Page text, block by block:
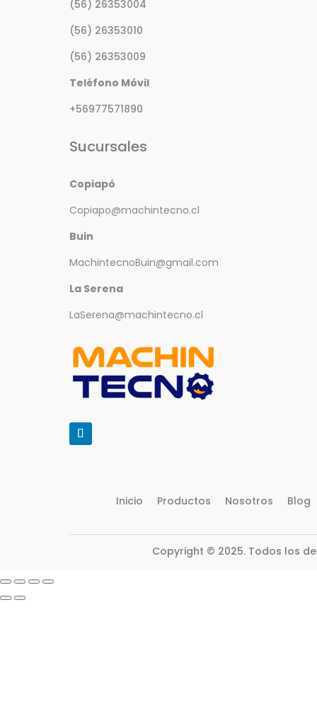
(56) 26353004
(56) 26353010
(56) 26353009
Teléfono Móvil
+56977571890
Sucursales
Copiapó
Copiapo@machintecno.cl
Buin
MachintecnoBuin@gmail.com
La Serena
LaSerena@machintecno.cl
Inicio Productos Nosotros Blog
Copyright © 2025. Todos los